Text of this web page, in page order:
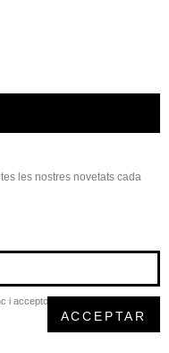
les nostres novetats cada
i accepto la
ACCEPTAR